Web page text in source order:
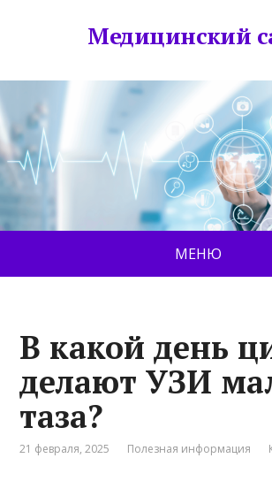
Медицинский
МЕНЮ
В какой день
делают УЗИ
таза?
21 февраля, 2025 Полезная информация